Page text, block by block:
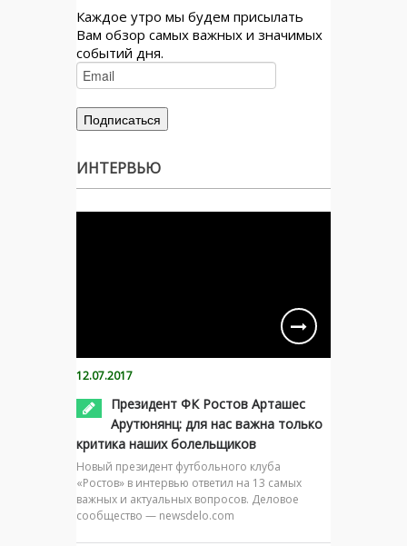
Каждое утро мы будем присылать
Вам обзор самых важных и значимых
событий дня.
ИНТЕРВЬЮ
12.07.2017
Президент ФК Ростов Арташес
Арутюнянц: для нас важна только
критика наших болельщиков
Новый президент футбольного клуба
«Ростов» в интервью ответил на 13 самых
важных и актуальных вопросов. Деловое
сообщество — newsdelo.com